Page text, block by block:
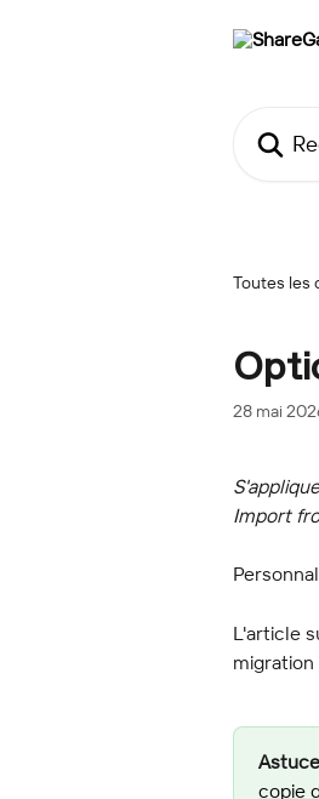
Toutes les
28 mai
Import
L'article
copie